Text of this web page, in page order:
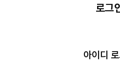
로그
아이디